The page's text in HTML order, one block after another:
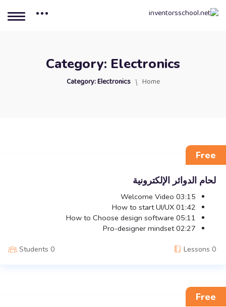
Category:Electronics
Home
Category:Electronics
Free
لحام الدوائر الإلكترونية
Welcome Video03:15
How to start UI/UX01:42
How to Choose design software05:11
Pro-designer mindset02:27
Free